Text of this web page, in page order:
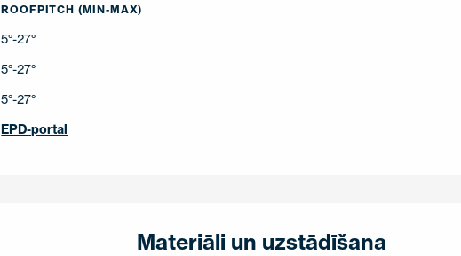
ROOFPITCH (MIN-MAX)
5°-27°
5°-27°
5°-27°
EPD-portal
Materiāli un uzstādīšana